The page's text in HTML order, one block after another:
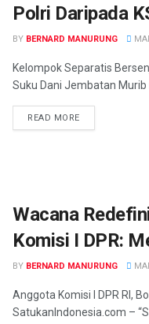
Polri Daripada
BY BERNARD MANURUNG
Kelompok Separatis
Suku Dani Jembatan
READ MORE
Wacana
Komisi I DPR:
BY BERNARD MANURUNG
Anggota Komisi I DPR RI,
SatukanIndonesia.com –